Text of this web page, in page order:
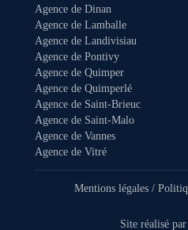
Agence de Dinan
Agence de Lamballe
Agence de Landivisiau
Agence de Pontivy
Agence de Quimper
Agence de Quimperlé
Agence de Saint-Brieuc
Agence de Saint-Malo
Agence de Vannes
Agence de Vitré
Mentions légales /
Site réalisé par